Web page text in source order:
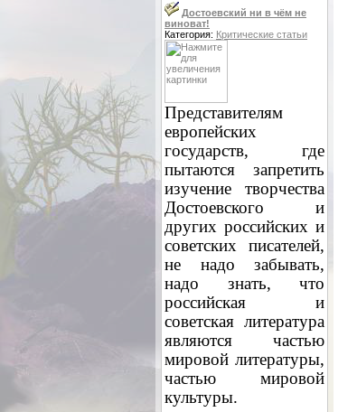
Достоевский ни в чём не
виноват!
Категория: Критические статьи
Представителям
европейских
государств, где
пытаются запретить
изучение творчества
Достоевского и
других российских и
советских писателей,
не надо забывать,
надо знать, что
российская и
советская литература
являются частью
мировой литературы,
частью мировой
культуры.